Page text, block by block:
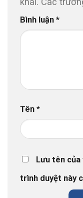
Bình luận *
Tên *
Lưu tên
trình duyệt này